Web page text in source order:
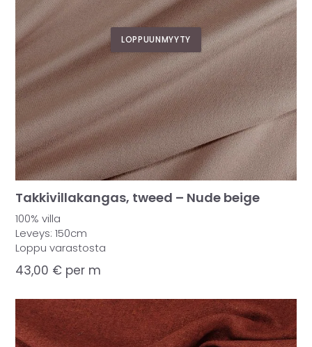
Takkivillakangas, tweed – Nude beige
100% villa
Leveys: 150cm
Loppu varastosta
43,00 € per m
LOPPUUNMYYTY